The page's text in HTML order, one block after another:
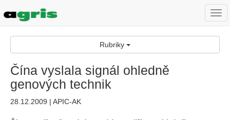
Rubriky
Čína vyslala signál ohledně
genových technik
28.12.2009 | APIC-AK